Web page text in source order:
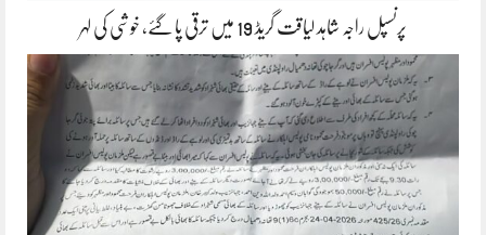
پرنسپل راجہ شاہد لیاقت گریڈ 19 میں ترقی پا گئے، خوشی کی لہر